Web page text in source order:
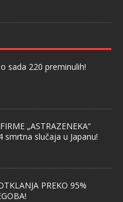
sada 220 preminulih!
„ASTRAZENEKA“
smrtna slučaja u Japanu!
PREKO 95%